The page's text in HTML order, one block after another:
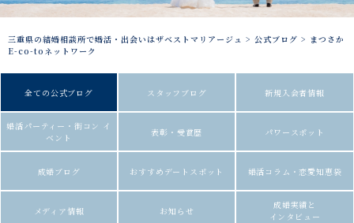
三重県の結婚相談所で婚活・出会いはザベストマリアージュ > 公式ブログ > まつさか
E-co-toネットワーク
全ての公式ブログ スタッフブログ 新規入会者情報
婚活パーティー・街コン イ
ベント
表彰・受賞歴 パワースポット
成婚ブログ おすすめデートスポット 婚活コラム・恋愛知恵袋
メディア情報 お知らせ
成婚実績と
インタビュー